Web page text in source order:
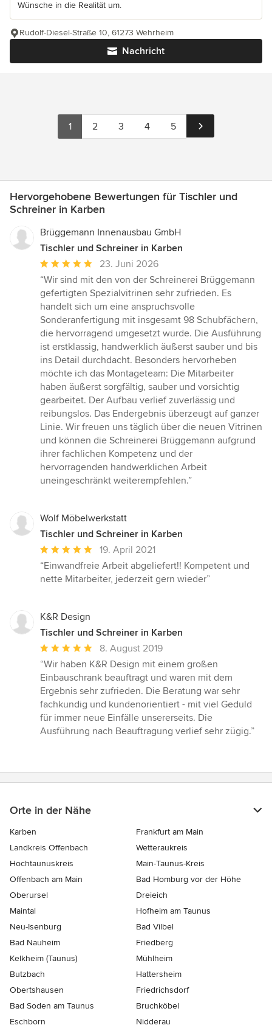
Wünsche in die Realität um.
Nachricht
Rudolf-Diesel-Straße 10, 61273 Wehrheim
1 2 3 4 5
Hervorgehobene Bewertungen für Tischler und
Schreiner in Karben
Brüggemann Innenausbau GmbH
Tischler und Schreiner in Karben
Durchschnittliche
Bewertung:
5
von
5
Sternen
23. Juni 2026
“Wir sind mit den von der Schreinerei Brüggemann
gefertigten Spezialvitrinen sehr zufrieden. Es
handelt sich um eine anspruchsvolle
Sonderanfertigung mit insgesamt 98 Schubfächern,
die hervorragend umgesetzt wurde. Die Ausführung
ist erstklassig, handwerklich äußerst sauber und bis
ins Detail durchdacht. Besonders hervorheben
möchte ich das Montageteam: Die Mitarbeiter
haben äußerst sorgfältig, sauber und vorsichtig
gearbeitet. Der Aufbau verlief zuverlässig und
reibungslos. Das Endergebnis überzeugt auf ganzer
Linie. Wir freuen uns täglich über die neuen Vitrinen
und können die Schreinerei Brüggemann aufgrund
ihrer fachlichen Kompetenz und der
hervorragenden handwerklichen Arbeit
uneingeschränkt weiterempfehlen.”
Wolf Möbelwerkstatt
Tischler und Schreiner in Karben
Durchschnittliche
Bewertung:
5
Sternen
19. April 2021
“Einwandfreie Arbeit abgeliefert!! Kompetent und
nette Mitarbeiter, jederzeit gern wieder”
K&R Design
Tischler und Schreiner in Karben
Durchschnittliche
Bewertung:
5
von
5
Sternen
8. August 2019
“Wir haben K&R Design mit einem großen
Einbauschrank beauftragt und waren mit dem
Ergebnis sehr zufrieden. Die Beratung war sehr
fachkundig und kundenorientiert - mit viel Geduld
für immer neue Einfälle unsererseits. Die
Ausführung nach Beauftragung verlief sehr zügig.”
Orte in der Nähe
Karben
Frankfurt am Main
Landkreis Offenbach
Wetteraukreis
Hochtaunuskreis
Main-Taunus-Kreis
Offenbach am Main
Bad Homburg vor der Höhe
Oberursel
Dreieich
Maintal
Hofheim am Taunus
Neu-Isenburg
Bad Vilbel
Bad Nauheim
Friedberg
Kelkheim (Taunus)
Mühlheim
Butzbach
Hattersheim
Obertshausen
Friedrichsdorf
Bad Soden am Taunus
Bruchköbel
Eschborn
Nidderau